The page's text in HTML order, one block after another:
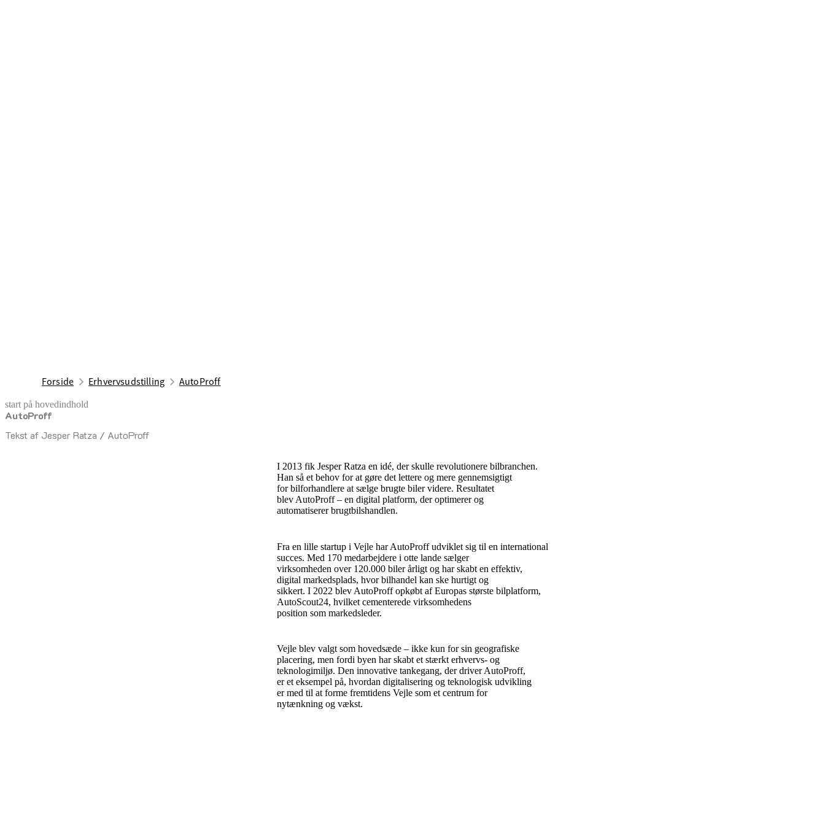
Forside Erhvervsudstilling AutoProff
start på hovedindhold
AutoProff
Tekst af Jesper Ratza / AutoProff
senest opdateret 7. maj 2025
I 2013 fik Jesper Ratza en idé, der skulle revolutionere bilbranchen.
Han så et behov for at gøre det lettere og mere gennemsigtigt
for bilforhandlere at sælge brugte biler videre. Resultatet
blev AutoProff – en digital platform, der optimerer og
automatiserer brugtbilshandlen.
Fra en lille startup i Vejle har AutoProff udviklet sig til en international
succes. Med 170 medarbejdere i otte lande sælger
virksomheden over 120.000 biler årligt og har skabt en effektiv,
digital markedsplads, hvor bilhandel kan ske hurtigt og
sikkert. I 2022 blev AutoProff opkøbt af Europas største bilplatform,
AutoScout24, hvilket cementerede virksomhedens
position som markedsleder.
Vejle blev valgt som hovedsæde – ikke kun for sin geografiske
placering, men fordi byen har skabt et stærkt erhvervs- og
teknologimiljø. Den innovative tankegang, der driver AutoProff,
er et eksempel på, hvordan digitalisering og teknologisk udvikling
er med til at forme fremtidens Vejle som et centrum for
nytænkning og vækst.